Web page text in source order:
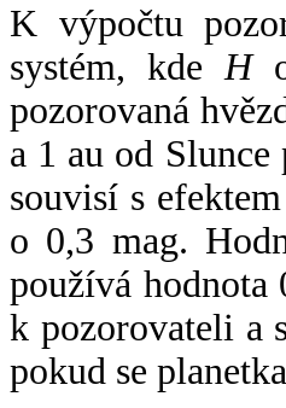
K výpočtu
systém, kde H
pozorovaná
a 1 au od
souvisí s
o 0,3 mag.
používá
k pozorovateli a
pokud se